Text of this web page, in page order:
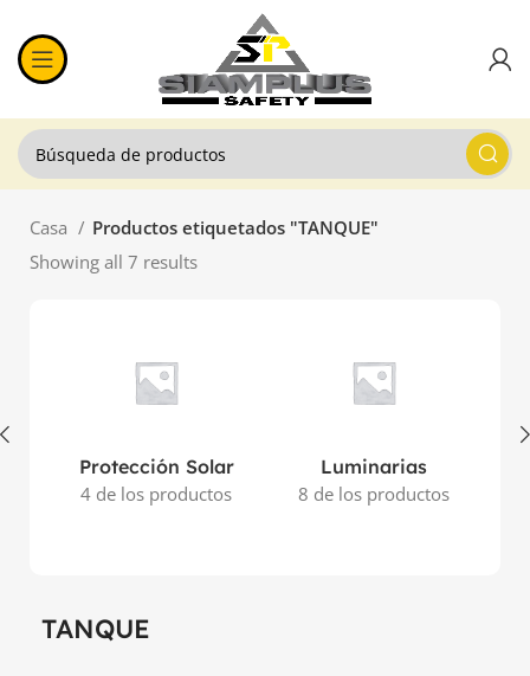
Casa
Productos etiquetados "TANQUE"
Showing all 7 results
Protección Solar
4 de los productos
Luminarias
8 de los productos
TANQUE